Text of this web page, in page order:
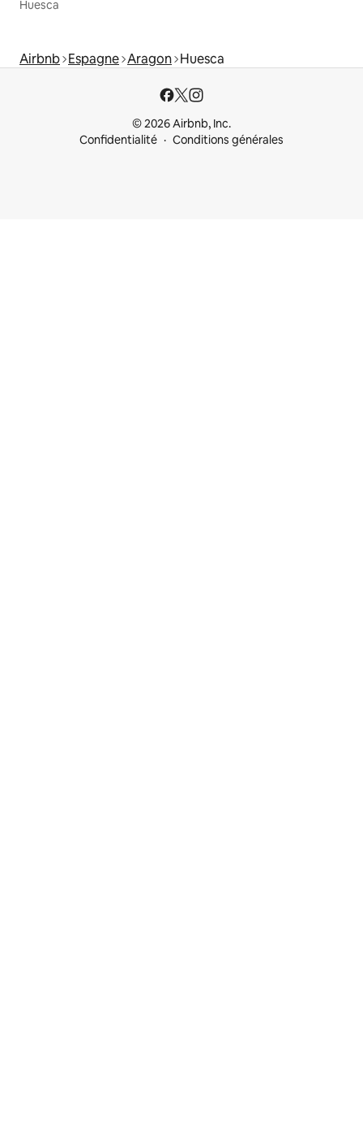
Huesca
Airbnb Espagne Aragon Huesca
© 2026 Airbnb, Inc.
Confidentialité
Conditions générales